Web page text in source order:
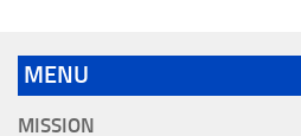
MENU
MISSION